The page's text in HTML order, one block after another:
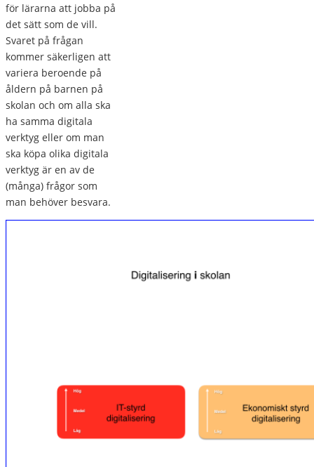
för lärarna att jobba på
det sätt som de vill.
Svaret på frågan
kommer säkerligen att
variera beroende på
åldern på barnen på
skolan och om alla ska
ha samma digitala
verktyg eller om man
ska köpa olika digitala
verktyg är en av de
(många) frågor som
man behöver besvara.